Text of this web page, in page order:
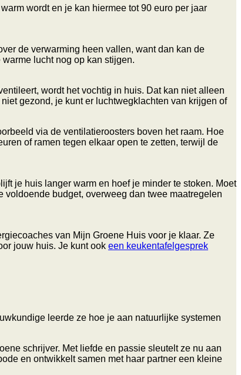
wordt en je kan hiermee tot 90 euro per jaar
de verwarming heen vallen, want dan kan de
lucht nog op kan stijgen.
wordt het vochtig in huis. Dat kan niet alleen
gezond, je kunt er luchtwegklachten van krijgen of
via de ventilatieroosters boven het raam. Hoe
of ramen tegen elkaar open te zetten, terwijl de
je huis langer warm en hoef je minder te stoken. Moet
voldoende budget, overweeg dan twee maatregelen
van Mijn Groene Huis voor je klaar. Ze
jouw huis. Je kunt ook een keukentafelgesprek
leerde ze hoe je aan natuurlijke systemen
schrijver. Met liefde en passie sleutelt ze nu aan
en ontwikkelt samen met haar partner een kleine